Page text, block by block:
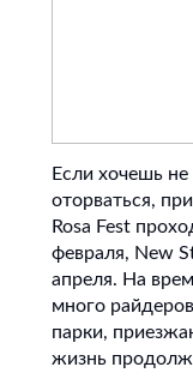
Если хочешь не
оторваться,
Rosa Fest
февраля, New
апреля. На
много
парки,
жизнь